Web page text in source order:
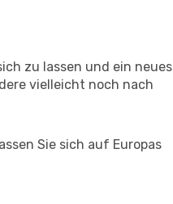
zu lassen und ein neues
vielleicht noch nach
Sie sich auf Europas